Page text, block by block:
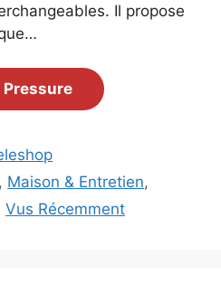
Il propose
, Maison & Entretien,
Vus Récemment